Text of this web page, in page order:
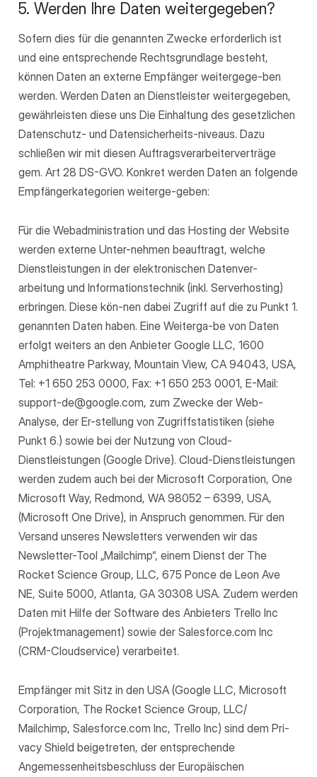
5. Werden Ihre Daten weitergegeben?
Sofern dies für die genannten Zwecke erforderlich ist
und eine entsprechende Rechtsgrundlage besteht,
können Daten an externe Empfänger weitergege-ben
werden. Werden Daten an Dienstleister weitergegeben,
gewährleisten diese uns Die Einhaltung des gesetzlichen
Datenschutz- und Datensicherheits-niveaus. Dazu
schließen wir mit diesen Auftragsverarbeiterverträge
gem. Art 28 DS-GVO. Konkret werden Daten an folgende
Empfängerkategorien weiterge-geben:
Für die Webadministration und das Hosting der Website
werden externe Unter-nehmen beauftragt, welche
Dienstleistungen in der elektronischen Datenver-
arbeitung und Informationstechnik (inkl. Serverhosting)
erbringen. Diese kön-nen dabei Zugriff auf die zu Punkt 1.
genannten Daten haben. Eine Weiterga-be von Daten
erfolgt weiters an den Anbieter Google LLC, 1600
Amphitheatre Parkway, Mountain View, CA 94043, USA,
Tel: +1 650 253 0000, Fax: +1 650 253 0001, E-Mail:
support-de@google.com, zum Zwecke der Web-
Analyse, der Er-stellung von Zugriffstatistiken (siehe
Punkt 6.) sowie bei der Nutzung von Cloud-
Dienstleistungen (Google Drive). Cloud-Dienstleistungen
werden zudem auch bei der Microsoft Corporation, One
Microsoft Way, Redmond, WA 98052 – 6399, USA,
(Microsoft One Drive), in Anspruch genommen. Für den
Versand unseres Newsletters verwenden wir das
Newsletter-Tool „Mailchimp“, einem Dienst der The
Rocket Science Group, LLC, 675 Ponce de Leon Ave
NE, Suite 5000, Atlanta, GA 30308 USA. Zudem werden
Daten mit Hilfe der Software des Anbieters Trello Inc
(Projektmanagement) sowie der Salesforce.com Inc
(CRM-Cloudservice) verarbeitet.
Empfänger mit Sitz in den USA (Google LLC, Microsoft
Corporation, The Rocket Science Group, LLC/
Mailchimp, Salesforce.com Inc, Trello Inc) sind dem Pri-
vacy Shield beigetreten, der entsprechende
Angemessenheitsbeschluss der Europäischen